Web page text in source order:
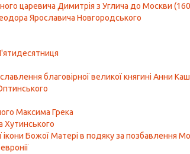
царевича Димитрія з Углича до Москви
Ярославича Новгородського
благовірної великої княгині Анни
Максима Грека
Хутинського
Божої Матері в подяку за позбавлення